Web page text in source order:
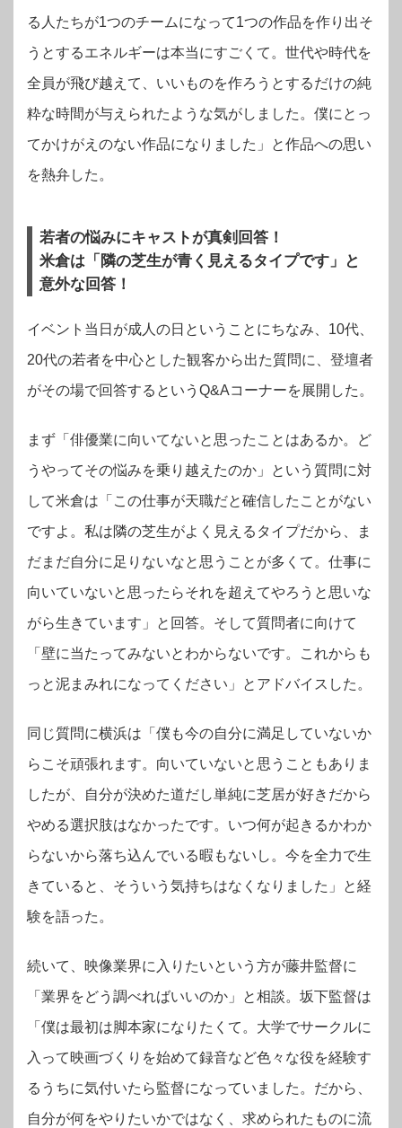
る人たちが1つのチームになって1つの作品を作り出そ
うとするエネルギーは本当にすごくて。世代や時代を
全員が飛び越えて、いいものを作ろうとするだけの純
粋な時間が与えられたような気がしました。僕にとっ
てかけがえのない作品になりました」と作品への思い
を熱弁した。
若者の悩みにキャストが真剣回答！
米倉は「隣の芝生が青く見えるタイプです」と
意外な回答！
イベント当日が成人の日ということにちなみ、10代、
20代の若者を中心とした観客から出た質問に、登壇者
がその場で回答するというQ&Aコーナーを展開した。
まず「俳優業に向いてないと思ったことはあるか。ど
うやってその悩みを乗り越えたのか」という質問に対
して米倉は「この仕事が天職だと確信したことがない
ですよ。私は隣の芝生がよく見えるタイプだから、ま
だまだ自分に足りないなと思うことが多くて。仕事に
向いていないと思ったらそれを超えてやろうと思いな
がら生きています」と回答。そして質問者に向けて
「壁に当たってみないとわからないです。これからも
っと泥まみれになってください」とアドバイスした。
同じ質問に横浜は「僕も今の自分に満足していないか
らこそ頑張れます。向いていないと思うこともありま
したが、自分が決めた道だし単純に芝居が好きだから
やめる選択肢はなかったです。いつ何が起きるかわか
らないから落ち込んでいる暇もないし。今を全力で生
きていると、そういう気持ちはなくなりました」と経
験を語った。
続いて、映像業界に入りたいという方が藤井監督に
「業界をどう調べればいいのか」と相談。坂下監督は
「僕は最初は脚本家になりたくて。大学でサークルに
入って映画づくりを始めて録音など色々な役を経験す
るうちに気付いたら監督になっていました。だから、
自分が何をやりたいかではなく、求められたものに流